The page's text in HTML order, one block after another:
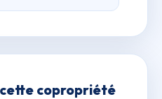
copropriété